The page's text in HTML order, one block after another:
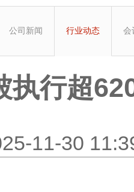
公司新闻 行业动态 会
执行超
11-30